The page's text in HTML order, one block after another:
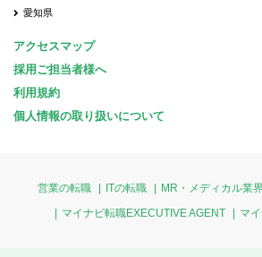
愛知県
アクセスマップ
採用ご担当者様へ
利用規約
個人情報の取り扱いについて
営業の転職 ITの転職 MR・メディカル業
マイナビ転職EXECUTIVE AGENT
マ